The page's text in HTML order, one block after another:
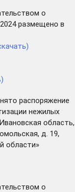
о
размещено в
распоряжение
нежилых
область,
д. 19,
области»
о